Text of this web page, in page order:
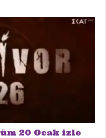
20 Ocak izle